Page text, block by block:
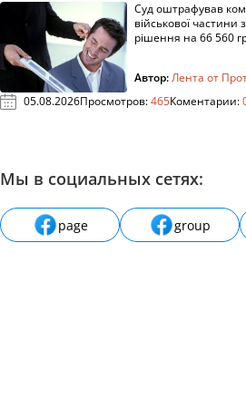
Суд оштрафував
військової частини
рішення на 66 560
Автор:Лента от
05.08.2026Просмотров:465Коментарии:
Мы в социальных сетях:
page group